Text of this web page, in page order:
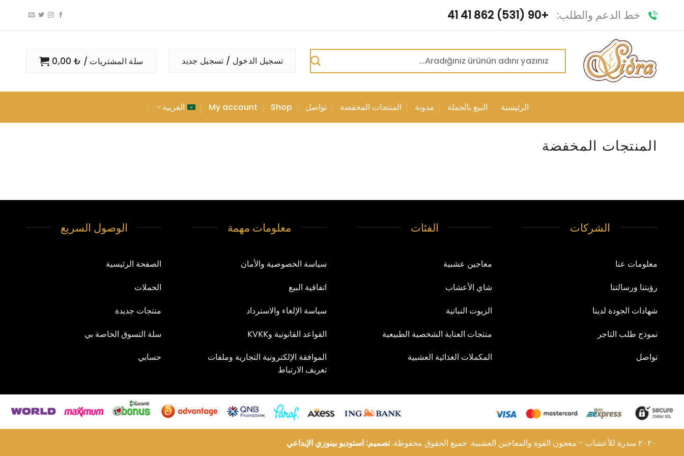
للمحتوى
خط الدعم والطلب: +90 (531) 862 41 41
تسجيل الدخول / تسجيل جديد سلة المشتريات / 0,00 ₺
الرئيسية البيع بالجملة مدونة المنتجات المخفضة تواصل Shop
My account العربية
المنتجات المخفضة
الشركات
معلومات عنا
رؤيتنا ورسالتنا
شهادات الجودة لدينا
نموذج طلب التاجر
تواصل
الفئات
معاجين عشبية
شاي الأعشاب
الزيوت النباتية
منتجات العناية الشخصية الطبيعية
المكملات الغذائية العشبية
معلومات مهمة
سياسة الخصوصية والأمان
اتفاقية البيع
سياسة الإلغاء والاسترداد
القواعد القانونية وKVKK
الموافقة الإلكترونية التجارية وملفات
تعريف الارتباط
الوصول السريع
الصفحة الرئيسية
الحملات
منتجات جديدة
سلة التسوق الخاصة بي
حسابي
تصميم: استوديو بينوزي الإبداعي